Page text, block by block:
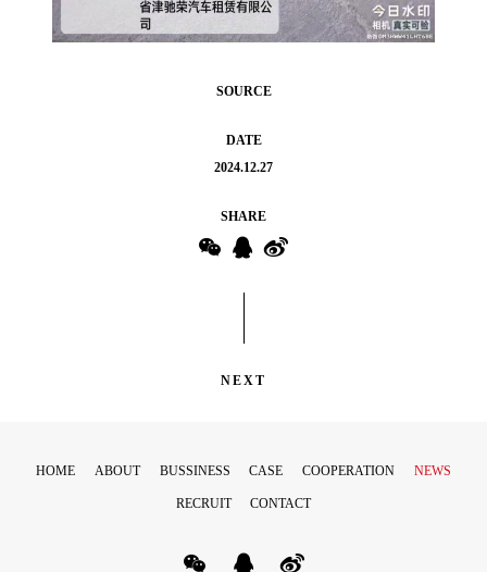
SOURCE
DATE
2024.12.27
SHARE
NEXT
HOME ABOUT BUSSINESS CASE COOPERATION NEWS
RECRUIT CONTACT